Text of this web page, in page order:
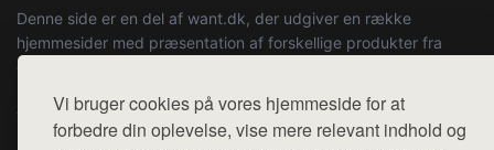
Vi bruger cookies på vores hjemmeside for at
forbedre din oplevelse, vise mere relevant indhold og
Denne side er en del af want.dk, der udgiver en række
hjemmesider med præsentation af forskellige produkter fra
diverse webshops. Der sælges ikke varer fra denne side - vi
varerne på lager.